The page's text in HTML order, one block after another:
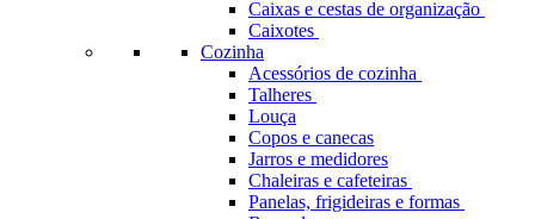
Caixas e cestas de organização
Caixotes
Cozinha
Acessórios de cozinha
Talheres
Louça
Copos e canecas
Jarros e medidores
Chaleiras e cafeteiras
Panelas, frigideiras e formas